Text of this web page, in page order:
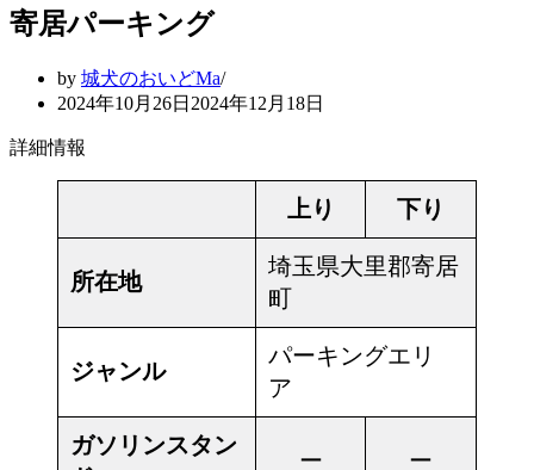
寄居パーキング
by 城犬のおいどMa
2024年10月26日 2024年12月18日
詳細情報
上り 下り
所在地
埼玉県大里郡寄居
町
ジャンル
パーキングエリ
ア
ガソリンスタン
ー ー